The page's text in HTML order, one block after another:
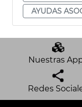
AYUDAS
Nuestras
Redes